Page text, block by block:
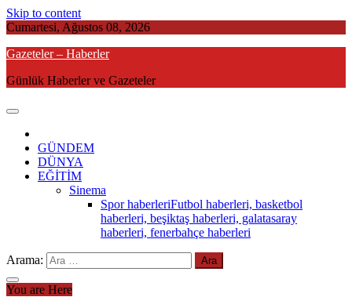
Skip to content
Cumartesi, Ağustos 08, 2026
Gazeteler – Haberler
Günlük Haberler ve Gazeteler
GÜNDEM
DÜNYA
EĞİTİM
Sinema
Spor haberleriFutbol haberleri, basketbol
haberleri, beşiktaş haberleri, galatasaray
haberleri, fenerbahçe haberleri
Arama:
You are Here